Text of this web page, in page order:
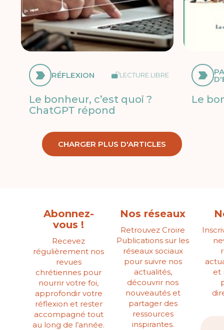
RÉFLEXION LECTURE LIBRE
Le bonheur, c’est quoi ?
ChatGPT répond
Le
CHARGER PLUS D'ARTICLES
Abonnez-
vous !
Recevez
régulièrement nos
revues
chrétiennes pour
nourrir votre foi,
approfondir votre
réflexion et rester
accompagné tout
au long de l’année.
Nos réseaux
Retrouvez Croire
Publications sur les
réseaux sociaux
pour suivre nos
actualités,
découvrir nos
nouveautés et
partager des
ressources
inspirantes.
et